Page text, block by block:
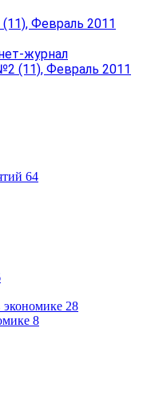
Февраль 2011
журнал
(11), Февраль 2011
64
28
8